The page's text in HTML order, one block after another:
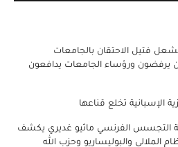
فتيل الاحتقان بالجامعات
يرفضون ورؤساء الجامعات يدافعون
الإسبانية تخلع قناعها
التجسس الفرنسي ماثيو غديري يكشف
الملالي والبوليساريو وحزب الله